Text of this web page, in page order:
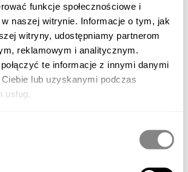
funkcje społecznościowe i
naszej witrynie. Informacje o tym, jak
witryny, udostępniamy partnerom
reklamowym i analitycznym.
te informacje z innymi danymi
lub uzyskanymi podczas
usług.